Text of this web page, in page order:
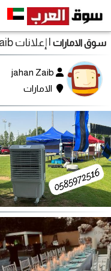
سوق الامارات | إعلانات jahan Zaib
الامارات